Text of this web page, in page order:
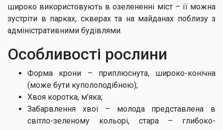
широко використовують в озелененні міст – її можна
зустріти в парках, скверах та на майданах поблизу з
адміністративними будівлями.
Особливості рослини
Форма крони – приплюснута, широко-конічна
(може бути куполоподібною);
Хвоя коротка, м’яка;
Забарвлення хвої – молода представлена в
світло-зеленому кольорі, стара – глибоко-